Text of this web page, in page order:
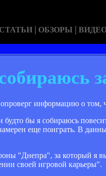
СТАТЬИ | ОБЗОРЫ |
информацию о том,
бы я собираюсь
еще поиграть. В
"Днепра", за который я
своей игровой карьеры".